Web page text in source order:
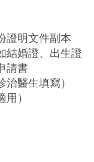
證明文件副本
結婚證、出生證
請書
醫生填寫）
）